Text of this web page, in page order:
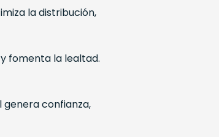
la distribución,
fomenta la lealtad.
genera confianza,